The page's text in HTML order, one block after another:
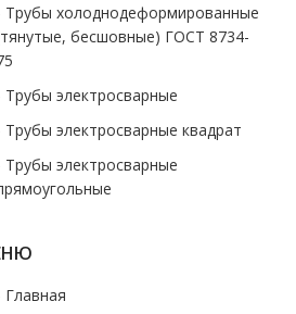
Трубы холоднодеформированные
бесшовные) ГОСТ 8734-
Трубы электросварные
Трубы электросварные квадрат
Трубы электросварные
Главная